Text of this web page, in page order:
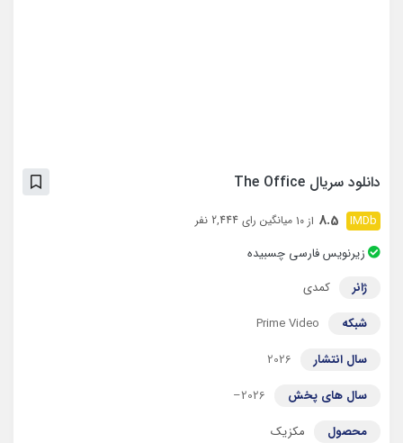
دانلود سریال The Office
8.5 از 10 میانگین رای 2,444 نفر
زیرنویس فارسی چسبیده
ژانر
کمدی
شبکه
Prime Video
سال انتشار
2026
سال های پخش
2026–
محصول
مکزیک